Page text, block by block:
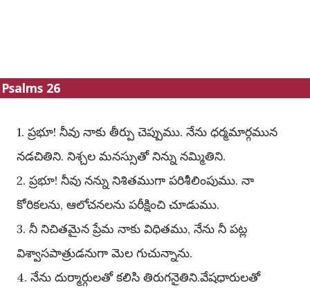
Psalms 26
1. ప్రభూ! నీవు నాకు తీర్పు చెప్పుము. నేను ధర్మమార్గమున
నడచితిని. నిశ్చల మనస్సుతో నిన్ను నమ్మితిని.
2. ప్రభూ! నీవు నన్ను నిశితముగా పరిశీలింపుము. నా
కోరికలను, ఆలోచనలను పరీక్షించి చూడుము.
3. నీ నిచితమైన ప్రేమ నాకు విధితము, నేను నీ పట్ల
విశ్వాసపాత్రుడనుగా మెల గుచున్నాను.
4. నేను దుర్మార్గులతో కలిసి తిరుగనైతిని.వేషధారులతో